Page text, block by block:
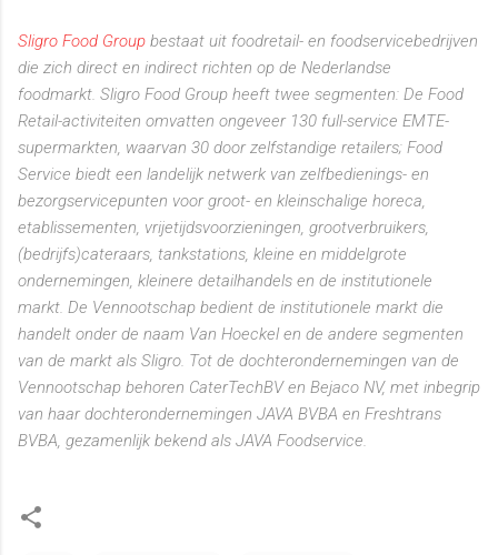
Sligro Food Group bestaat uit foodretail- en foodservicebedrijven
die zich direct en indirect richten op de Nederlandse
foodmarkt. Sligro Food Group heeft twee segmenten: De Food
Retail-activiteiten omvatten ongeveer 130 full-service EMTE-
supermarkten, waarvan 30 door zelfstandige retailers; Food
Service biedt een landelijk netwerk van zelfbedienings- en
bezorgservicepunten voor groot- en kleinschalige horeca,
etablissementen, vrijetijdsvoorzieningen, grootverbruikers,
(bedrijfs)cateraars, tankstations, kleine en middelgrote
ondernemingen, kleinere detailhandels en de institutionele
markt. De Vennootschap bedient de institutionele markt die
handelt onder de naam Van Hoeckel en de andere segmenten
van de markt als Sligro. Tot de dochterondernemingen van de
Vennootschap behoren CaterTechBV en Bejaco NV, met inbegrip
van haar dochterondernemingen JAVA BVBA en Freshtrans
BVBA, gezamenlijk bekend als JAVA Foodservice.